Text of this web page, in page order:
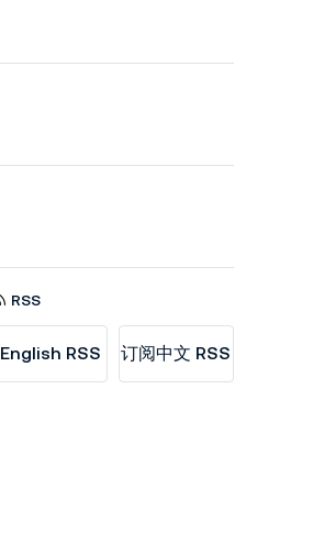
RSS
English RSS 订阅中文 RSS